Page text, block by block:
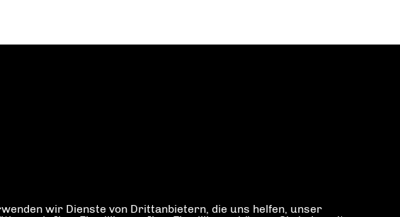
wir Dienste von Drittanbietern, die uns helfen, unser